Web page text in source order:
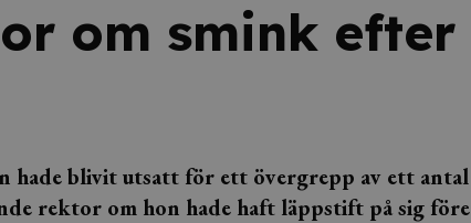
om smink efter
hade blivit utsatt för ett övergrepp av ett antal
rektor om hon hade haft läppstift på sig före